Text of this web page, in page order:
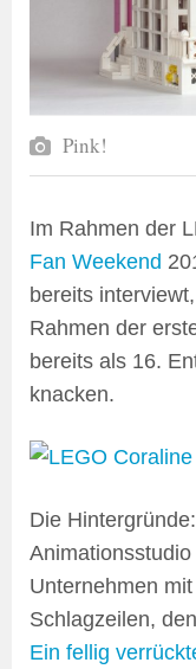
Pink!
Im Rahmen der
Fan Weekend
bereits
Rahmen der
bereits als 16.
knacken.
Die
Animationsstudio
Unternehmen
Schlagzeilen,
Ein fellig